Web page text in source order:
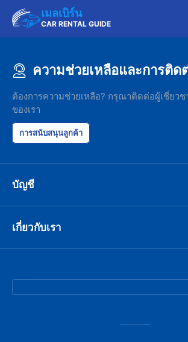
เมลเบิร์น
CAR RENTAL GUIDE
ความช่วยเหลือและการติด
ต้องการความช่วยเหลือ? กรุณาติดต่อผู้เชี่ยว
ของเรา
การสนับสนุนลูกค้า
บัญชี
เกี่ยวกับเรา